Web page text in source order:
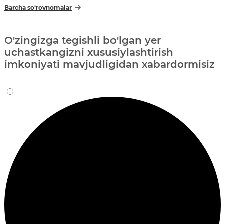
Barcha so‘rovnomalar
O'zingizga tegishli bo'lgan yer
uchastkangizni xususiylashtirish
imkoniyati mavjudligidan xabardormisiz